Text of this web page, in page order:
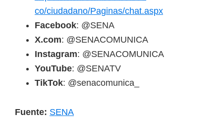
co/ciudadano/Paginas/chat.aspx
Facebook: @SENA
X.com: @SENACOMUNICA
Instagram: @SENACOMUNICA
YouTube: @SENATV
TikTok: @senacomunica_
Fuente: SENA